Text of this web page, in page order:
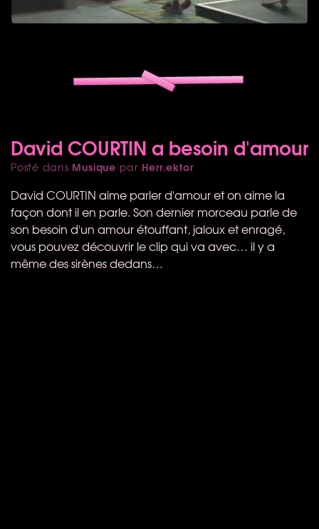
David COURTIN a besoin d'amour
Posté dans Musique par Herr.ektor
David COURTIN aime parler d'amour et on aime la
façon dont il en parle. Son dernier morceau parle de
son besoin d'un amour étouffant, jaloux et enragé,
vous pouvez découvrir le clip qui va avec… il y a
même des sirènes dedans…